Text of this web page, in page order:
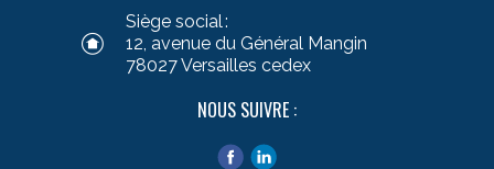
Siège social :
12, avenue du Général Mangin
78027 Versailles cedex
NOUS SUIVRE :